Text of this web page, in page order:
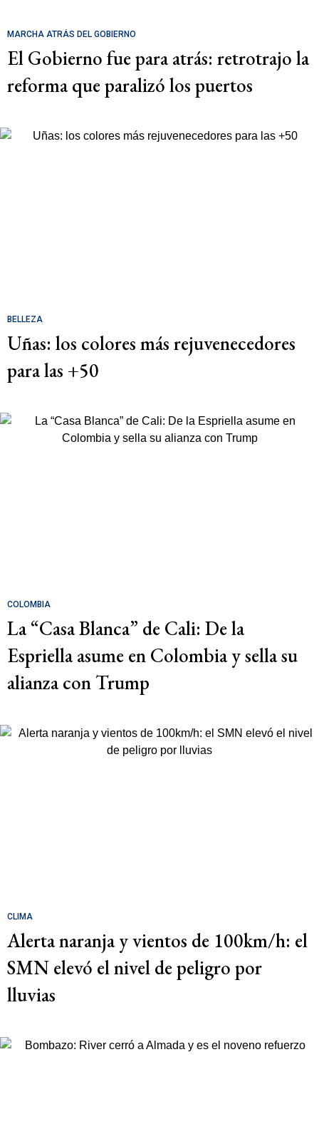
MARCHA ATRÁS DEL GOBIERNO
El Gobierno fue para atrás: retrotrajo la
reforma que paralizó los puertos
BELLEZA
Uñas: los colores más rejuvenecedores
para las +50
COLOMBIA
La “Casa Blanca” de Cali: De la
Espriella asume en Colombia y sella su
alianza con Trump
CLIMA
Alerta naranja y vientos de 100km/h: el
SMN elevó el nivel de peligro por
lluvias